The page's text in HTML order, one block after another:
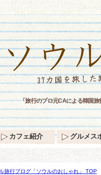
旅行ブログ「ソウルのおしゃれ」 TOP
「旅行のプロ元CAによる韓国
カフェ紹介 グルメス